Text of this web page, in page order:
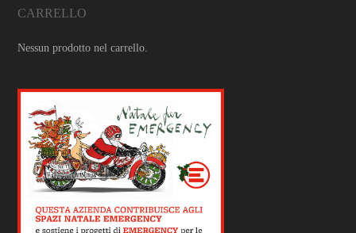
CARRELLO
Nessun prodotto nel carrello.